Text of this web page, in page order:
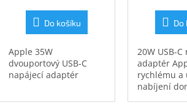
Do košíku
Apple 35W
dvouportový USB-C
napájecí adaptér
Do
20W USB-
adaptér
rychlému a
nabíjení